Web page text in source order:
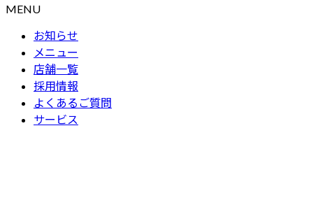
MENU
お知らせ
メニュー
店舗一覧
採用情報
よくあるご質問
サービス